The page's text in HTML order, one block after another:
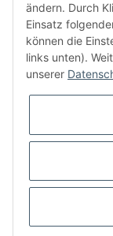
ändern. Durch
Einsatz
können die
links unten).
unserer